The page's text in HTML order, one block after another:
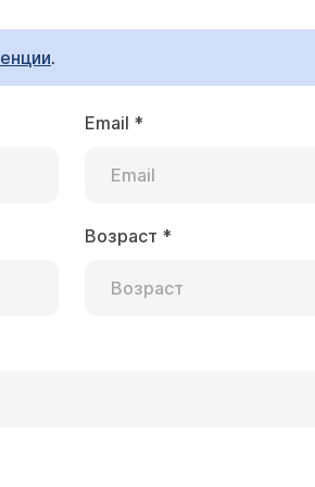
дополнительная
и выскабливание матки, то с
.
Email *
Возраст *